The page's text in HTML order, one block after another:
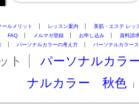
ールメリット レッスン案内
美肌・エステ レッ
FAQ メルマガ登録 お申し込み
資料請
パーソナルカラーの考え方 パーソナルカラー
ト
パーソナルカラ
ナルカラー 秋色